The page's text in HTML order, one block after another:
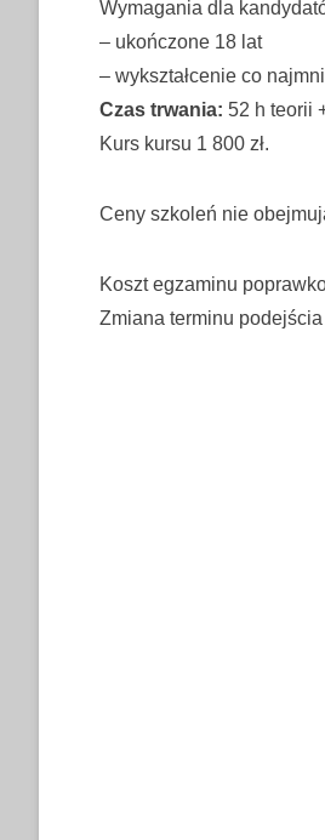
Wymagania dla
– ukończone 18 lat
– wykształcenie co
Czas trwania: 52 h teorii
Kurs kursu 1 800 zł.
Ceny szkoleń nie
Koszt egzaminu
Zmiana terminu